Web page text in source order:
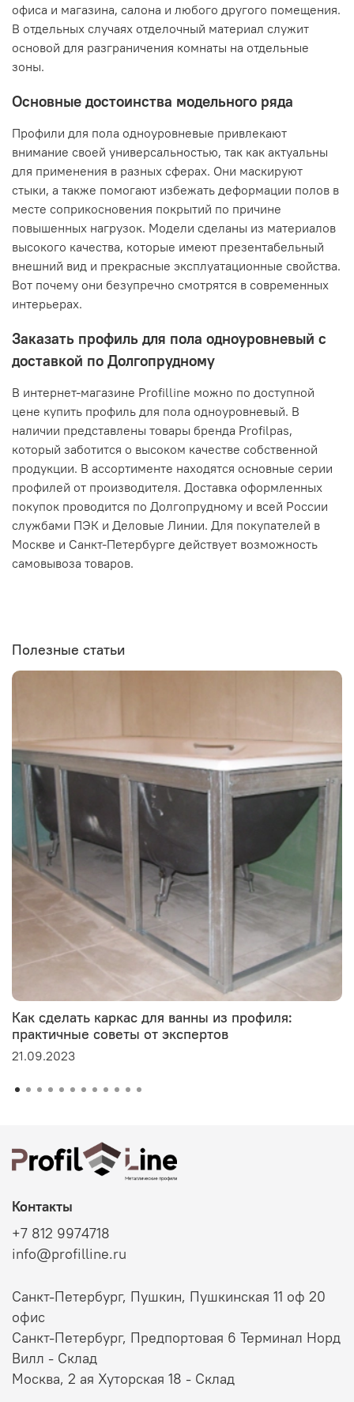
офиса и магазина, салона и любого другого помещения.
В отдельных случаях отделочный материал служит
основой для разграничения комнаты на отдельные
зоны.
Основные достоинства модельного ряда
Профили для пола одноуровневые привлекают
внимание своей универсальностью, так как актуальны
для применения в разных сферах. Они маскируют
стыки, а также помогают избежать деформации полов в
месте соприкосновения покрытий по причине
повышенных нагрузок. Модели сделаны из материалов
высокого качества, которые имеют презентабельный
внешний вид и прекрасные эксплуатационные свойства.
Вот почему они безупречно смотрятся в современных
интерьерах.
Заказать профиль для пола одноуровневый с
доставкой по Долгопрудному
В интернет-магазине Profilline можно по доступной
цене купить профиль для пола одноуровневый. В
наличии представлены товары бренда Profilpas,
который заботится о высоком качестве собственной
продукции. В ассортименте находятся основные серии
профилей от производителя. Доставка оформленных
покупок проводится по Долгопрудному и всей России
службами ПЭК и Деловые Линии. Для покупателей в
Москве и Санкт-Петербурге действует возможность
самовывоза товаров.
Полезные статьи
Как сделать каркас для ванны из профиля:
практичные советы от экспертов
21.09.2023
Контакты
+7 812 9974718
info@profilline.ru
Санкт-Петербург, Пушкин, Пушкинская 11 оф 20
офис
Санкт-Петербург, Предпортовая 6 Терминал Норд
Вилл - Склад
Москва, 2 ая Хуторская 18 - Склад